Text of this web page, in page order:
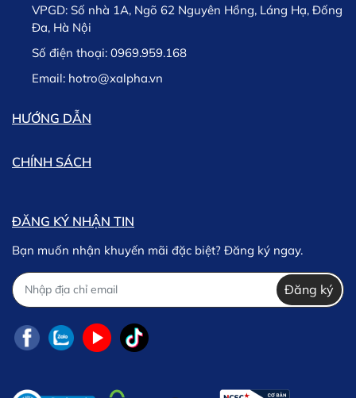
VPGD: Số nhà 1A, Ngõ 62 Nguyên Hồng, Láng Hạ, Đống
Đa, Hà Nội
Số điện thoại: 0969.959.168
Email: hotro@xalpha.vn
HƯỚNG DẪN
CHÍNH SÁCH
ĐĂNG KÝ NHẬN TIN
Bạn muốn nhận khuyến mãi đặc biệt? Đăng ký ngay.
Đăng ký